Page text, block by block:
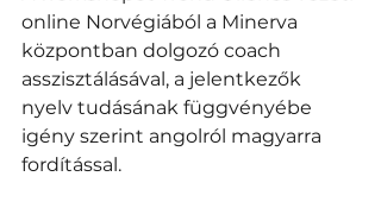
online Norvégiából a Minerva
központban dolgozó coach
asszisztálásával, a jelentkezők
nyelv tudásának függvényébe
igény szerint angolról magyarra
fordítással.